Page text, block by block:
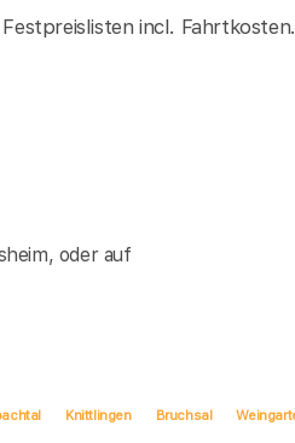
incl. Fahrtkosten.
oder auf
Knittlingen Bruchsal